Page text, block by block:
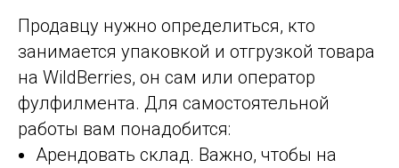
Продавцу нужно определиться, кто
занимается упаковкой и отгрузкой товара
на WildBerries, он сам или оператор
фулфилмента. Для самостоятельной
работы вам понадобится:
Арендовать склад. Важно, чтобы на